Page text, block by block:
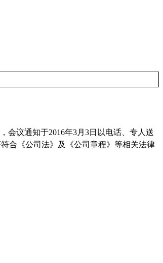
会议通知于2016年3月 3日以电话、专人送
合《公司法》及《公司章程》等相关法律